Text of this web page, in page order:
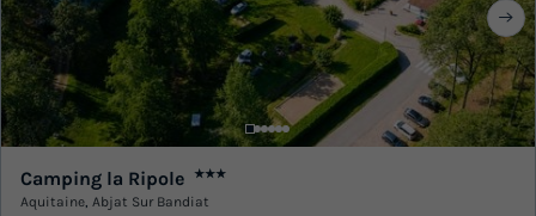
Camping la Ripole ★★★
Aquitaine, Abjat Sur Bandiat